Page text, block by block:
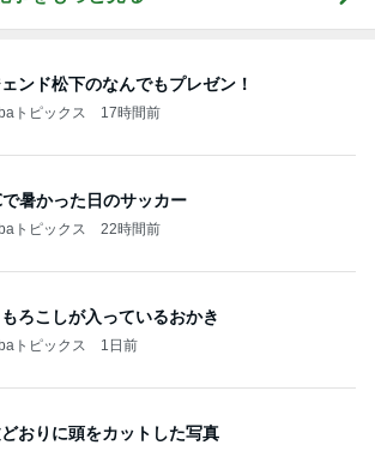
ンド松下のなんでもプレゼン！
トピックス 17時間前
暑かった日のサッカー
トピックス 22時間前
ろこしが入っているおかき
トピックス 1日前
おりに頭をカットした写真